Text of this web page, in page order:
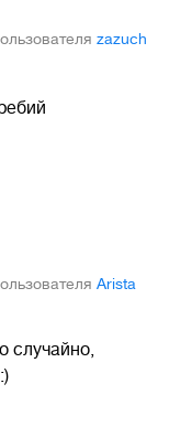
zazuch
Arista
случайно,